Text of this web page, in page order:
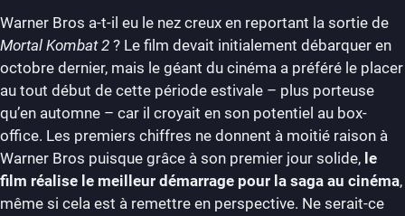
Warner Bros a-t-il eu le nez creux en reportant la sortie de
Mortal Kombat 2 ? Le film devait initialement débarquer en
octobre dernier, mais le géant du cinéma a préféré le placer
au tout début de cette période estivale – plus porteuse
qu’en automne – car il croyait en son potentiel au box-
office. Les premiers chiffres ne donnent à moitié raison à
Warner Bros puisque grâce à son premier jour solide, le
film réalise le meilleur démarrage pour la saga au cinéma,
même si cela est à remettre en perspective. Ne serait-ce